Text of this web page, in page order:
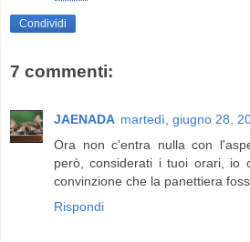
Condividi
7 commenti:
JAENADA martedì, giugno 28,
Ora non c'entra nulla con
però, considerati i tuoi orari, io
convinzione che la panettiera
Rispondi